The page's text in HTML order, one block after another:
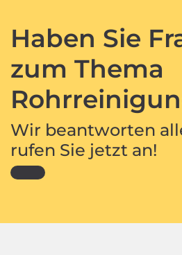
Haben Sie
zum Thema
Wir beantworten
rufen Sie jetzt an!